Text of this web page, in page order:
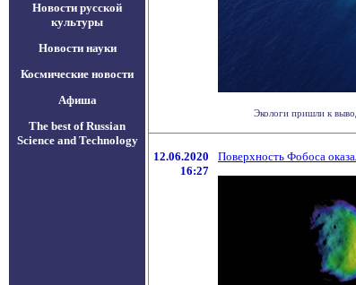
Новости русской
культуры
Новости науки
Космические новости
Афиша
The best of Russian
Science and Technology
Экологи пришли к
12.06.2020
16:27
Поверхность Фобоса